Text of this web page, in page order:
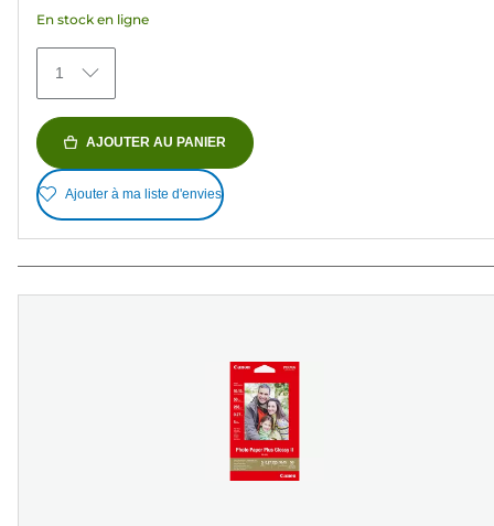
473
avis
En stock en ligne
1
AJOUTER AU PANIER
Ajouter à ma liste d'envies